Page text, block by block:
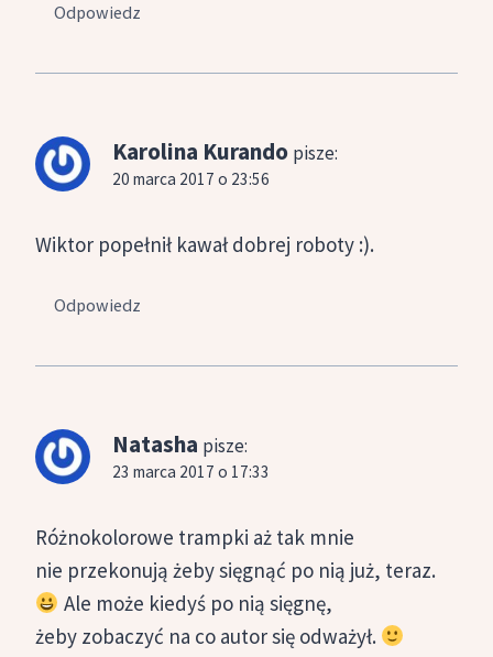
Odpowiedz
Karolina Kurando pisze:
20 marca 2017 o 23:56
Wiktor popełnił kawał dobrej roboty :).
Odpowiedz
Natasha pisze:
23 marca 2017 o 17:33
Różnokolorowe trampki aż tak mnie
nie przekonują żeby sięgnąć po nią już, teraz.
Ale może kiedyś po nią sięgnę,
żeby zobaczyć na co autor się odważył.